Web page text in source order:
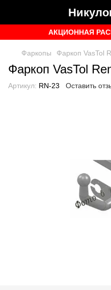
АКЦИОННАЯ
Фаркопы Фаркоп VasTol
Фаркоп VasTol
Артикул: RN-23 Оставить